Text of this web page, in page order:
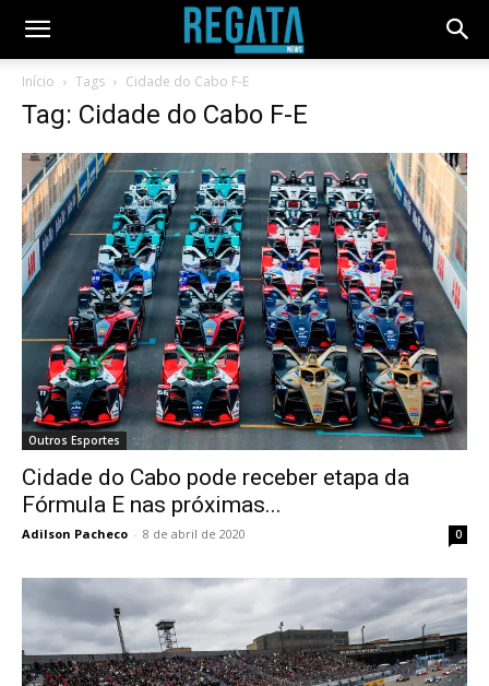
Início Tags Cidade do Cabo F-E
Tag: Cidade do Cabo F-E
Outros Esportes
Cidade do Cabo pode receber etapa da
Fórmula E nas próximas...
Adilson Pacheco - 8 de abril de 2020 0